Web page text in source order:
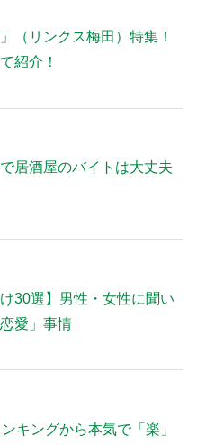
（リンクス梅田）特集！
紹介！
居酒屋のバイトは大丈夫
30選】男性・女性に聞い
愛」事情
キングから本気で「楽」